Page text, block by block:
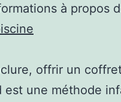
à propos
offrir un
est une méthode